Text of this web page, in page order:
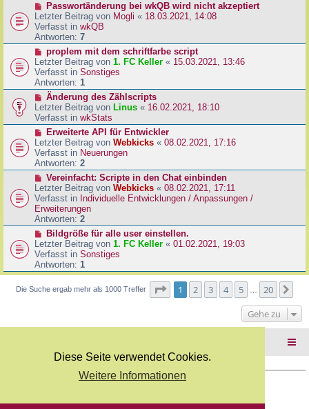
Diese Seite verwendet Cookies.
Weitere Informationen
a
g
B
e
i
t
a
g
N
e
u
e
r
B
e
i
t
a
g
Passwortänderung bei wkQB wird nicht akzeptiert
Letzter Beitrag von Mogli « 18.03.2021, 14:08
Verfasst in wkQB
Antworten: 7
N
e
u
e
r
B
e
i
r
a
g
proplem mit dem schriftfarbe script
Letzter Beitrag von 1. FC Keller « 15.03.2021, 13:46
Verfasst in Sonstiges
Antworten: 1
N
e
u
e
r
B
e
i
r
a
g
Änderung des Zählscripts
Letzter Beitrag von Linus « 16.02.2021, 18:10
Verfasst in wkStats
N
e
u
e
r
B
e
i
t
r
a
g
Erweiterte API für Entwickler
Letzter Beitrag von Webkicks « 08.02.2021, 17:16
Verfasst in Neuerungen
Antworten: 2
N
e
u
e
r
B
e
i
t
r
g
Vereinfacht: Scripte in den Chat einbinden
Letzter Beitrag von Webkicks « 08.02.2021, 17:11
Verfasst in Individuelle Entwicklungen / Anpassungen /
Erweiterungen
Antworten: 2
N
e
u
e
r
B
e
r
Bildgröße für alle user einstellen.
Letzter Beitrag von 1. FC Keller « 01.02.2021, 19:03
Verfasst in Sonstiges
Antworten: 1
Die Suche ergab mehr als 1000 Treffer Seite von
1 2 3 4 5 20
Gehe zu
Deutsche Übersetzung durchphpBB.de